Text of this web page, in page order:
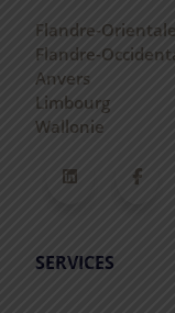
Flandre-
Flandre-
Anvers
Limbourg
Wallonie
LinkedIn
SERVICES